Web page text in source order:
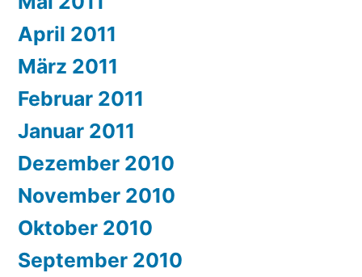
April 2011
März 2011
Februar 2011
Januar 2011
Dezember 2010
November 2010
Oktober 2010
September 2010